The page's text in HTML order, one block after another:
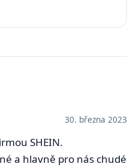
30. března 2023
SHEIN.
a hlavně pro nás chudé